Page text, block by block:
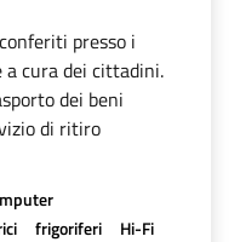
presso i
cura dei cittadini.
dei beni
di ritiro
frigoriferi
Hi-Fi